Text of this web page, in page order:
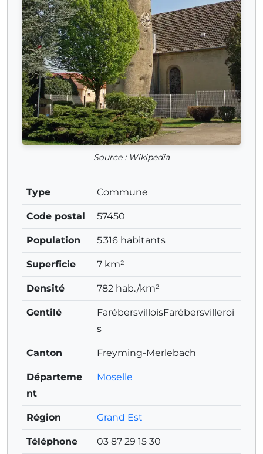
Source : Wikipedia
Type Commune
Code postal 57450
Population 5 316 habitants
Superficie 7 km²
Densité 782 hab./km²
Gentilé
FarébersvilloisFarébersvilleroi
s
Canton Freyming-Merlebach
Départeme
nt
Moselle
Région Grand Est
Téléphone 03 87 29 15 30